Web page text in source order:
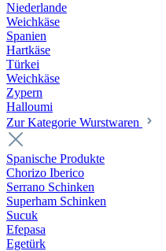
Niederlande
Weichkäse
Spanien
Hartkäse
Türkei
Weichkäse
Zypern
Halloumi
Zur Kategorie Wurstwaren
Spanische Produkte
Chorizo Iberico
Serrano Schinken
Superham Schinken
Sucuk
Efepasa
Egetürk